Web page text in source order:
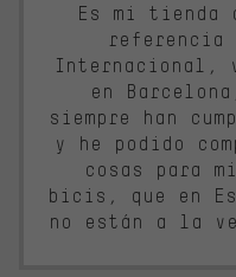
Es mi tienda
referencia
Internacional,
en
siempre han
y he podido
cosas para
bicis, que en
no están a la